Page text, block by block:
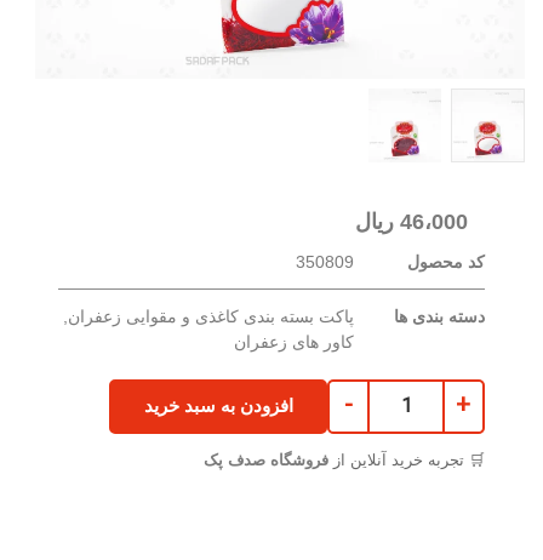
46،000 ریال
کد محصول 350809
دسته بندی ها پاکت بسته بندی کاغذی و مقوایی زعفران
کاور های زعفران
افزودن به سبد خرید +
-
🛒 تجربه خرید آنلاین از فروشگاه صدف پک